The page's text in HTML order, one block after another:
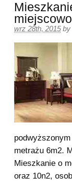
wrz 28th, 2015 by
metrażu 6m2.
Mieszkanie o
oraz 10n2,